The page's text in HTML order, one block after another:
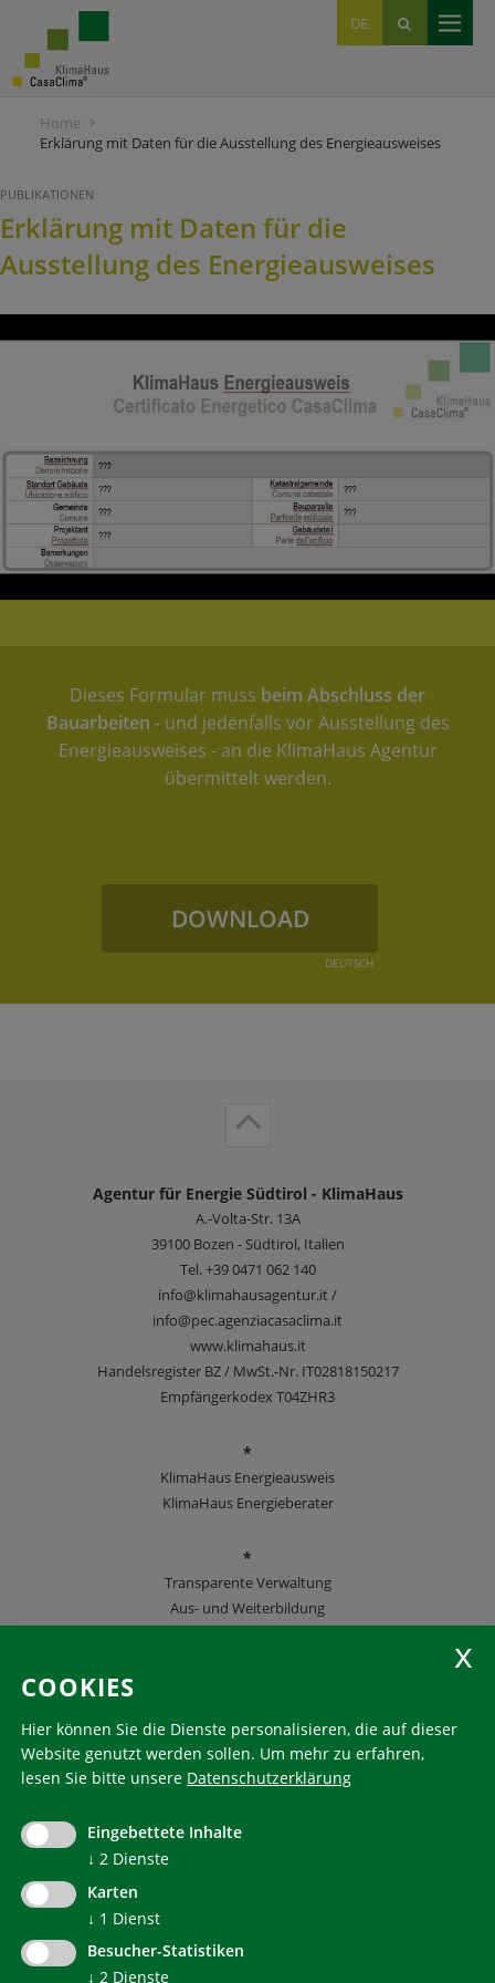
DE
IT
EN
Home
Erklärung mit Daten für die Ausstellung des Energieausweises
PUBLIKATIONEN
Erklärung mit Daten für die
Ausstellung des Energieausweises
Dieses Formular muss beim Abschluss der
Bauarbeiten - und jedenfalls vor Ausstellung des
Energieausweises - an die KlimaHaus Agentur
übermittelt werden.
DOWNLOAD
DEUTSCH
Agentur für Energie Südtirol - KlimaHaus
A.-Volta-Str. 13A
39100 Bozen - Südtirol, Italien
Tel.+39 0471 062 140
info@klimahausagentur.it /
info@pec.agenziacasaclima.it
www.klimahaus.it
Handelsregister BZ / MwSt.-Nr. IT02818150217
Empfängerkodex T04ZHR3
*
KlimaHaus Energieausweis
KlimaHaus Energieberater
*
Transparente Verwaltung
Aus- und Weiterbildung
KlimaHaus ist eine eingetragene Marke. Die Nutzung muss
communication@klimahausagentur.it
© 2022 Agentur für Energie Südtirol - KlimaHaus
COOKIES
Hier können Sie die Dienste personalisieren, die auf dieser
Website genutzt werden sollen. Um mehr zu erfahren,
lesen Sie bitte unsere Datenschutzerklärung
Eingebettete Inhalte
↓ 2 Dienste
Karten
↓ 1 Dienst
Besucher-Statistiken
↓ 2 Dienste